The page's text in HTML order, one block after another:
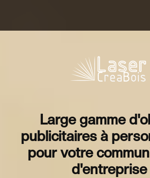
Large gamme
publicitaires à
pour votre
d'entreprise